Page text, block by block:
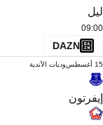
ليل
09:00
DAZN
15 أغسطس وديات الأندية
إيفرتون